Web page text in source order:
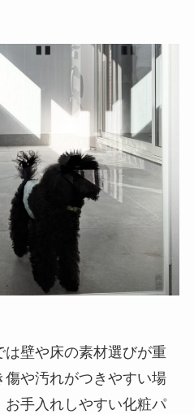
壁や床の素材選びが重
や汚れがつきやすい場
お手入れしやすい化粧パ